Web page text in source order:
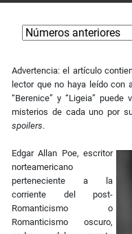
Advertencia: el artículo
lector que no haya leído con
“Berenice” y “Ligeia”
misterios de cada uno por
spoilers.
Edgar Allan Poe, escritor
norteamericano
perteneciente a la
corriente del post-
Romanticismo o
Romanticismo oscuro,